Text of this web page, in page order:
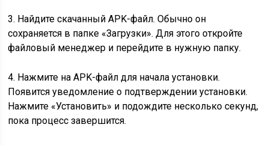
3. Найдите скачанный APK-файл. Обычно он
сохраняется в папке «Загрузки». Для этого откройте
файловый менеджер и перейдите в нужную папку.
4. Нажмите на APK-файл для начала установки.
Появится уведомление о подтверждении установки.
Нажмите «Установить» и подождите несколько секунд,
пока процесс завершится.